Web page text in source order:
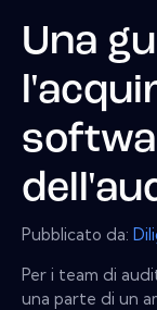
Una
Pubblicato da:
Per i team di
una parte di un